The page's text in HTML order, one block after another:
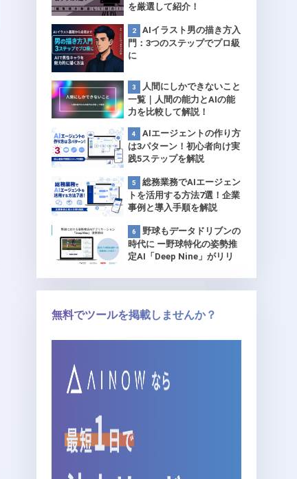
を厳選して紹介！
AIイラスト男の描き方入
門：3つのステップでプロ級
に
人間にしかできないこと
一覧｜人間の能力とAIの能
力を比較して解説！
AIエージェントの作り方
は3パターン！初心者向け実
践5ステップを解説
総務業務でAIエージェン
トを活用する方法7選！企業
事例と導入手順を解説
野球もデータドリブンの
時代に ー野球特化の姿勢推
定AI「Deep Nine」がリリ
入】
無料でツールを掲載しませんか？